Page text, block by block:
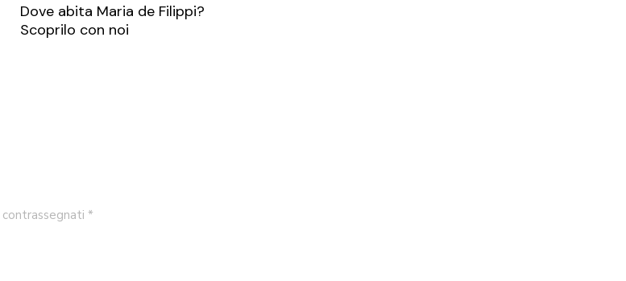
Dove abita Maria de Filippi?
Scoprilo con noi
*